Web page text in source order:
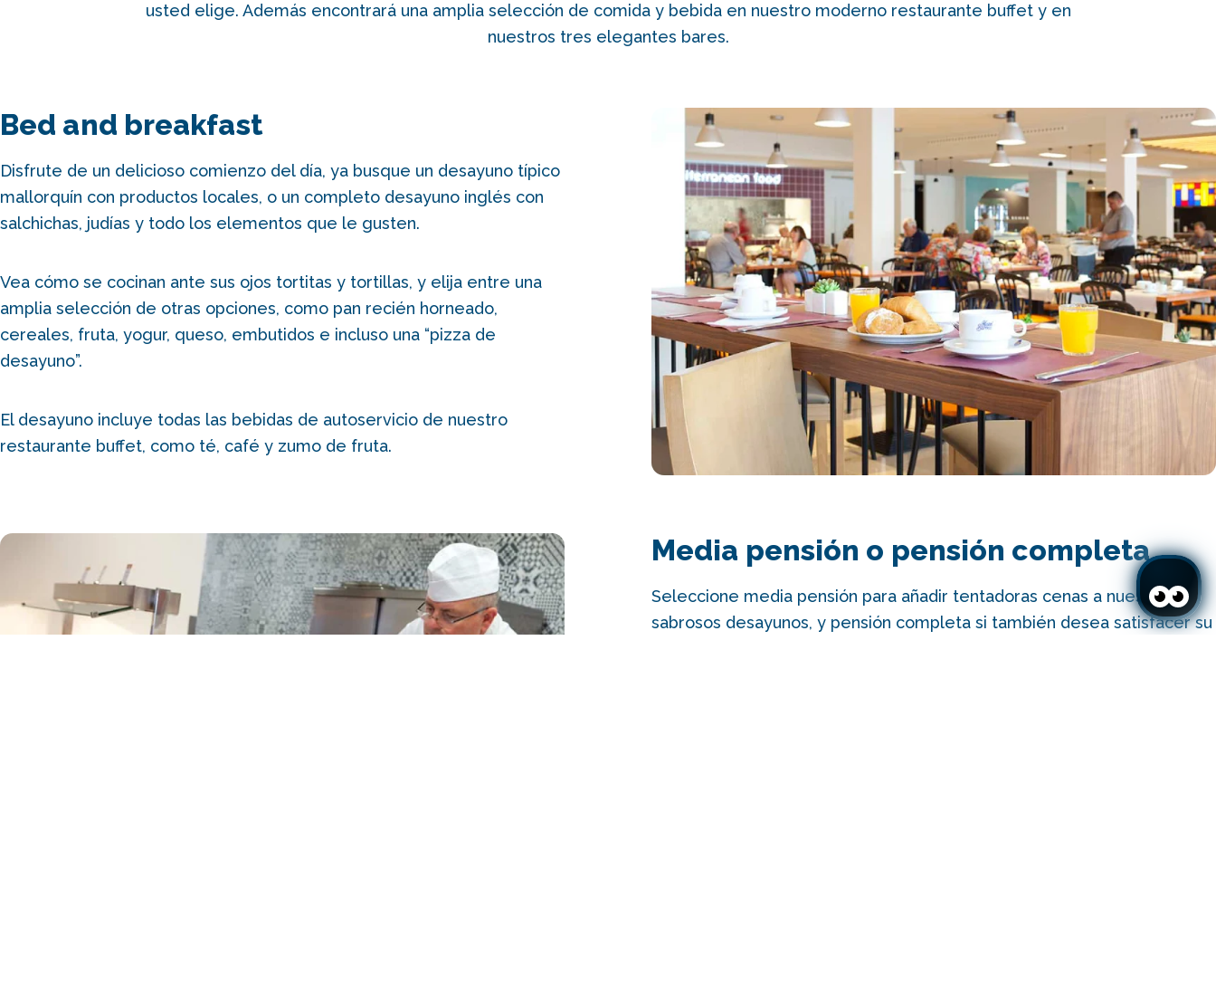
usted elige. Además encontrará una amplia selección de comida y bebida en nuestro moderno restaurante buffet y en
nuestros tres elegantes bares.
Bed and breakfast
Disfrute de un delicioso comienzo del día, ya busque un desayuno típico
mallorquín con productos locales, o un completo desayuno inglés con
salchichas, judías y todo los elementos que le gusten.
Vea cómo se cocinan ante sus ojos tortitas y tortillas, y elija entre una
amplia selección de otras opciones, como pan recién horneado,
cereales, fruta, yogur, queso, embutidos e incluso una “pizza de
desayuno”.
El desayuno incluye todas las bebidas de autoservicio de nuestro
restaurante buffet, como té, café y zumo de fruta.
Media pensión o pensión completa
Seleccione media pensión para añadir tentadoras cenas a nuestros
sabrosos desayunos, y pensión completa si también desea satisfacer su